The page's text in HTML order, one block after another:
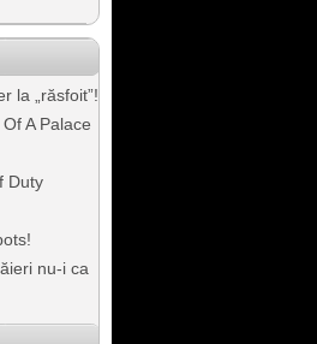
la „răsfoit”!
A Palace
Duty
nu-i ca